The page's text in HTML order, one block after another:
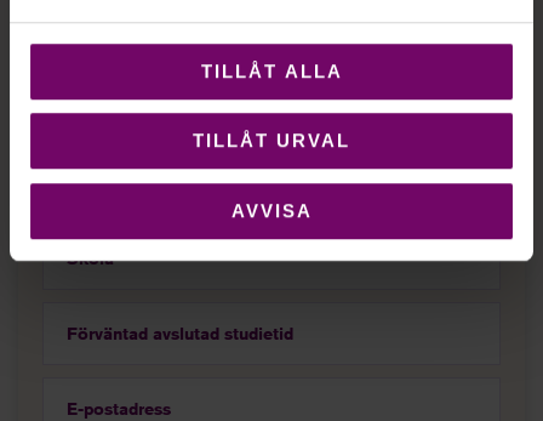
TILLÅT ALLA
TILLÅT URVAL
AVVISA
information via e-post.
För- och efternamn
Personnummer
Skola
Förväntad avslutad studietid
E-postadress